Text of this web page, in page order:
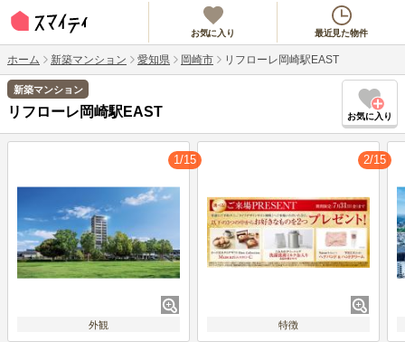
お気に入り 最近見た物件
ホーム 新築マンション 愛知県 岡崎市 リフローレ岡崎駅EAST
新築マンション
リフローレ岡崎駅EAST お気に入り
外観
1/15
特徴
2/15